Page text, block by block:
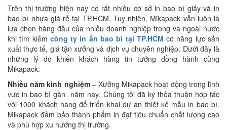
Trên thị trường hiện nay có rất nhiều cơ sở in bao bì giấy và in
bao bì nhựa giá rẻ tại TP.HCM. Tuy nhiên, Mikapack vẫn luôn là
lựa chọn hàng đầu của nhiều doanh nghiệp trong và ngoài nước
khi tìm kiếm công ty in ấn bao bì tại TP.HCM có năng lực sản
xuất thực tế, giá tận xưởng và dịch vụ chuyên nghiệp. Dưới đây là
những lý do khiến khách hàng tin tưởng đồng hành cùng
Mikapack:
Nhiều năm kinh nghiệm– Xưởng Mikapack hoạt động trong lĩnh
vực in bao bì gần năm nay. Chúng tôi đã ký thỏa thuận hợp tác
với 1000 khách hàng để triển khai dự án thiết kế mẫu in bao bì.
Mikapack đảm bảo thành phẩm in đạt tiêu chuẩn chất lượng cao
và phù hợp xu hướng thị trường.